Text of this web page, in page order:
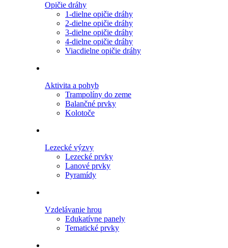
Opičie dráhy
1-dielne opičie dráhy
2-dielne opičie dráhy
3-dielne opičie dráhy
4-dielne opičie dráhy
Viacdielne opičie dráhy
Aktivita a pohyb
Trampolíny do zeme
Balančné prvky
Kolotoče
Lezecké výzvy
Lezecké prvky
Lanové prvky
Pyramídy
Vzdelávanie hrou
Edukatívne panely
Tematické prvky